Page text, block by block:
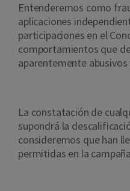
Entenderemos como
aplicaciones
participaciones en el
comportamientos que
aparentemente
La constatación de
supondrá la
consideremos que han
permitidas en la